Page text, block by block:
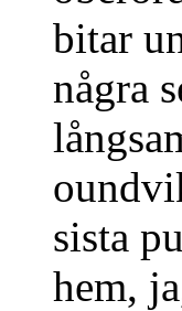
bitar
några
sista
hem,